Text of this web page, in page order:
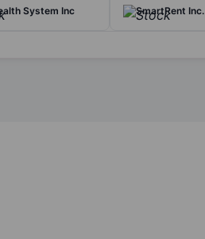
System Inc SmartRent Inc.